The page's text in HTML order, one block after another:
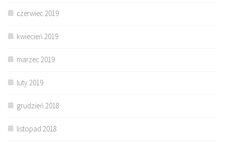
czerwiec 2019
kwiecień 2019
marzec 2019
luty 2019
grudzień 2018
listopad 2018